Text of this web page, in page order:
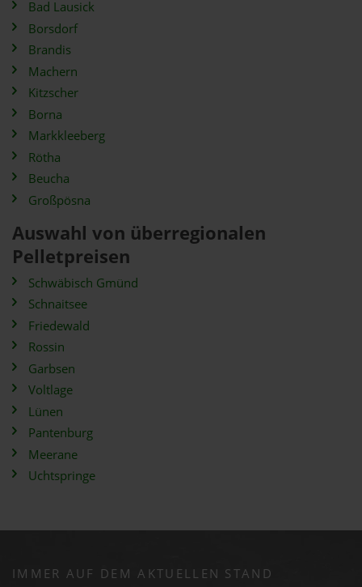
Bad Lausick
Borsdorf
Brandis
Machern
Kitzscher
Borna
Markkleeberg
Rötha
Beucha
Großpösna
Auswahl von überregionalen
Pelletpreisen
Schwäbisch Gmünd
Schnaitsee
Friedewald
Rossin
Garbsen
Voltlage
Lünen
Pantenburg
Meerane
Uchtspringe
IMMER AUF DEM AKTUELLEN STAND